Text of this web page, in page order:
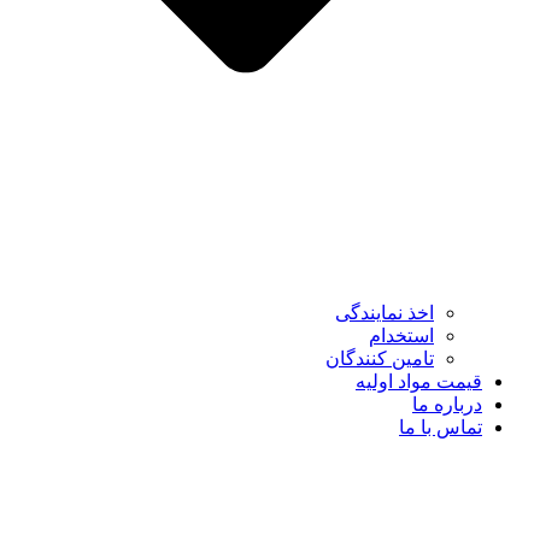
اخذ نمایندگی
استخدام
تامین کنندگان
قیمت مواد اولیه
درباره ما
تماس با ما